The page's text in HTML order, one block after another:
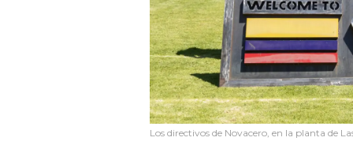
Los directivos de Novacero, en la planta de